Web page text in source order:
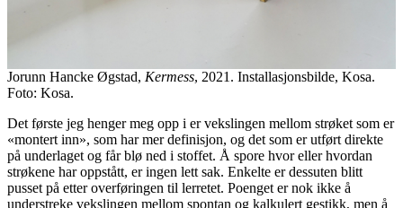
Jorunn Hancke Øgstad, Kermess, 2021. Installasjonsbilde, Kosa.
Foto: Kosa.
Det første jeg henger meg opp i er vekslingen mellom strøket som er
«montert inn», som har mer definisjon, og det som er utført direkte
på underlaget og får blø ned i stoffet. Å spore hvor eller hvordan
strøkene har oppstått, er ingen lett sak. Enkelte er dessuten blitt
pusset på etter overføringen til lerretet. Poenget er nok ikke å
understreke vekslingen mellom spontan og kalkulert gestikk, men å